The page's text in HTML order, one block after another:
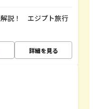
解説！ エジプト旅行
詳細を見る